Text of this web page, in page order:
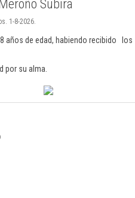
Subira
1-8-2026.
años de edad, habiendo recibido
por su alma.